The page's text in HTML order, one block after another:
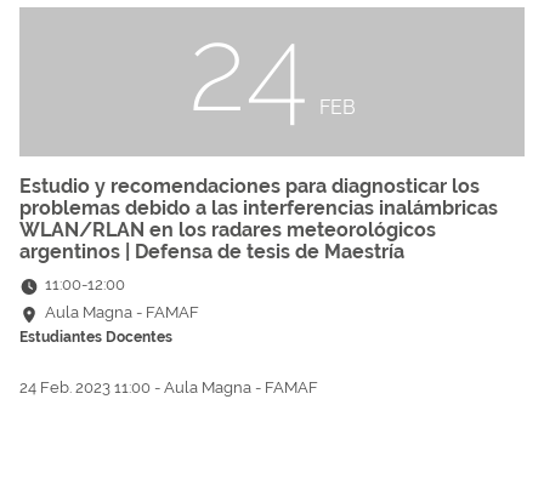
24 FEB
Estudio y recomendaciones para diagnosticar los
problemas debido a las interferencias inalámbricas
WLAN/RLAN en los radares meteorológicos
argentinos | Defensa de tesis de Maestría
11:00-12:00
Aula Magna - FAMAF
Estudiantes Docentes
24 Feb. 2023 11:00 - Aula Magna - FAMAF